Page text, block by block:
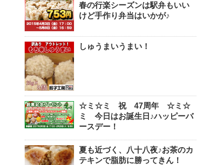
春の行楽シーズンは駅弁もいい
けど手作り弁当はいかが♪
しゅうまいうまい！
☆ミ☆ミ 祝 47周年 ☆ミ☆
ミ 今日はお誕生日♪ハッピーバ
ースデー！
夏も近づく、八十八夜♪お茶のカ
テキンで脂肪に勝ってきん！